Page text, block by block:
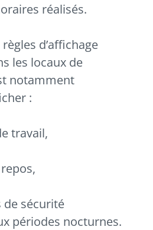
réalisés.
d’affichage
les locaux de
notamment
:
travail,
de sécurité
périodes nocturnes.